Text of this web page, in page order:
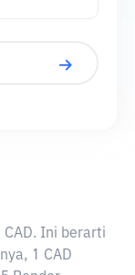
CAD. Ini berarti
1 CAD